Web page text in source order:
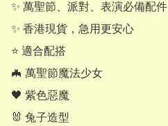
✨ 萬聖節、派對、表演必備配件
✨ 香港現貨，急用更安心
⭐ 適合配搭
🦇 萬聖節魔法少女
🖤 紫色惡魔
🐰 兔子造型